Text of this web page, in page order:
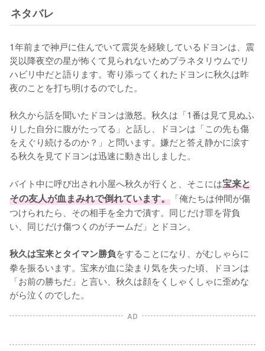
ネタバレ
1年前まで神戸に住んでいて震災を経験しているドヨンは、震
災以降夜空の星が怖くて見られないためプラネタリウムでリ
ハビリ中だと語ります。寄り添ってくれたドヨンに秋久は昨
夜のことを打ち明けるのでした。
秋久から話を聞いたドヨンは激怒。秋久は「1番は見て見ぬふ
りした自分に腹がたってる」と話し、ドヨンは「この先も傷
をえぐり続けるのか？」と問います。嫌だと答え静かに涙す
る秋久を見てドヨンは迅速に動き出しました。
バイト中に呼び出され小屋へ秋久が行くと、そこには宝来と
その友人が血まみれで倒れています。 「俺たちは仲間が傷
つけられたら、その相手を全力で潰す。同じだけ罪を背負
い、同じだけ傷つくのがチームだ」とドヨン。
秋久は宝来とタイマン勝負をすることになり、がむしゃらに
拳を振るいます。宝来が血に染まり気を失った頃、ドヨンは
「お前の勝ちだ」と言い、秋久は顔をくしゃくしゃに歪めな
がら泣くのでした。
AD